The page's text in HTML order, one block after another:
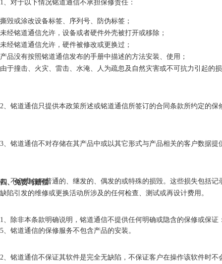
1、对于以下情况铭道通信不承担保修责任：
撕毁或涂改设备标签、序列号、防伪标签；
未经铭道通信允许，设备或者硬件外壳被打开或移除；
未经铭道通信允许，硬件被修改或更换过；
产品没有按照铭道通信发布的手册中描述的方法安装、使用；
由于撞击、火灾、雷击、水淹、人为疏忽及自然灾害或不可抗力引起的
2、铭道通信只提供本政策所述或铭道通信所签订的合同条款所约定的
3、铭道通信不对存储在其产品中或以其它形式与产品相关的客户数据
4、不负责任何普通的、继发的、偶发的或特殊的损毁。这些损失包括
缺陷引发的维修或更换活动所涉及的任何检查、测试或再设计费用。
5、铭道通信的保修服务不包含产品的安装。
四、免责与赔偿
1、除非本条款明确说明，铭道通信不提供任何明确或隐含的保修或保
2、铭道通信不保证其软件是完全无缺陷，不保证客户在操作该软件时不